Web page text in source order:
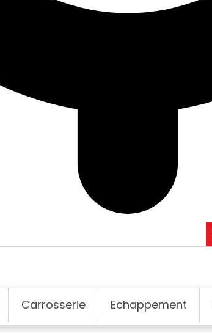
Carrosserie Echappement